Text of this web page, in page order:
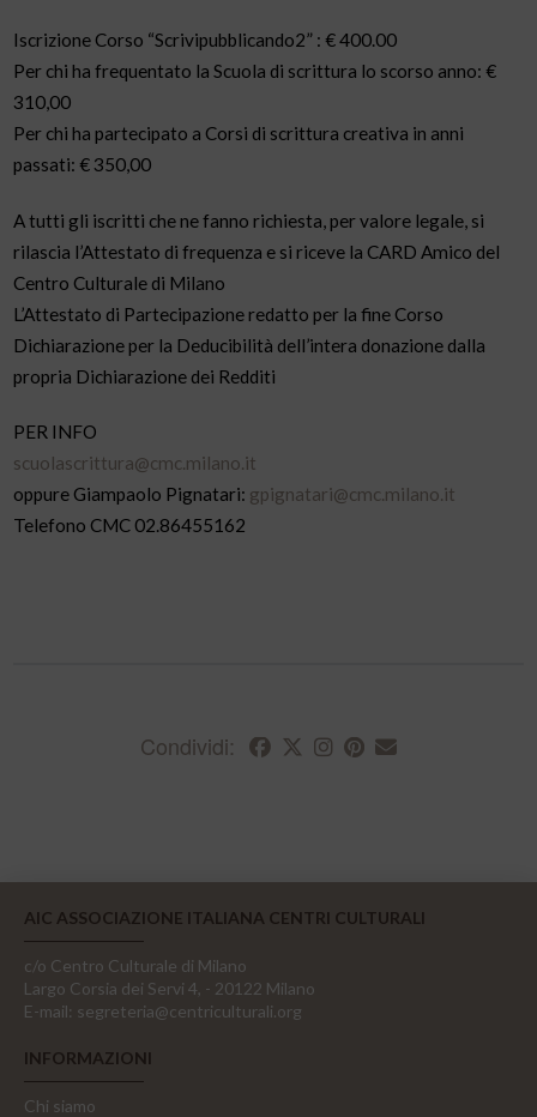
Iscrizione Corso “Scrivipubblicando2” : € 400.00
Per chi ha frequentato la Scuola di scrittura lo scorso anno: €
310,00
Per chi ha partecipato a Corsi di scrittura creativa in anni
passati: € 350,00
A tutti gli iscritti che ne fanno richiesta, per valore legale, si
rilascia l’Attestato di frequenza e si riceve la CARD Amico del
Centro Culturale di Milano
L’Attestato di Partecipazione redatto per la fine Corso
Dichiarazione per la Deducibilità dell’intera donazione dalla
propria Dichiarazione dei Redditi
PER INFO
scuolascrittura@cmc.milano.it
oppure Giampaolo Pignatari: gpignatari@cmc.milano.it
Telefono CMC 02.86455162
Condividi:
AIC ASSOCIAZIONE ITALIANA CENTRI CULTURALI
c/o Centro Culturale di Milano
Largo Corsia dei Servi 4, - 20122 Milano
E-mail: segreteria@centriculturali.org
INFORMAZIONI
Chi siamo